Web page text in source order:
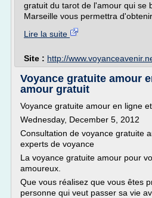
gratuit du tarot de l'amour qui se
Marseille vous permettra d'obtenir
Lire la suite
Site : http://
Voyance gratuite amour
amour gratuit
Voyance gratuite amour en ligne
Wednesday, December 5, 2012
Consultation de voyance gratuite
experts de voyance
La voyance gratuite amour pour
amoureux.
Que vous réalisez que vous êtes
personne qui veut passer sa vie